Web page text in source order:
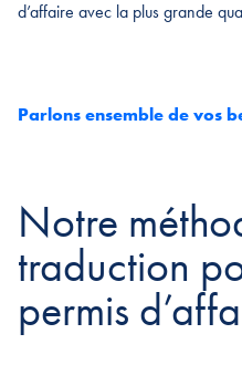
d’affaire avec la plus grande
Parlons ensemble de vos
Notre
traduction
permis